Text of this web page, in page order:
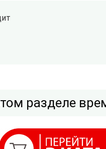
разделе